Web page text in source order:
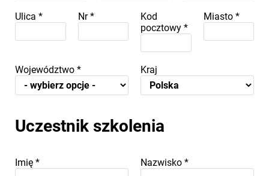
Ulica * Nr*
Kod
pocztowy *
Miasto *
Województwo * Kraj
Uczestnik szkolenia
Imię * Nazwisko *